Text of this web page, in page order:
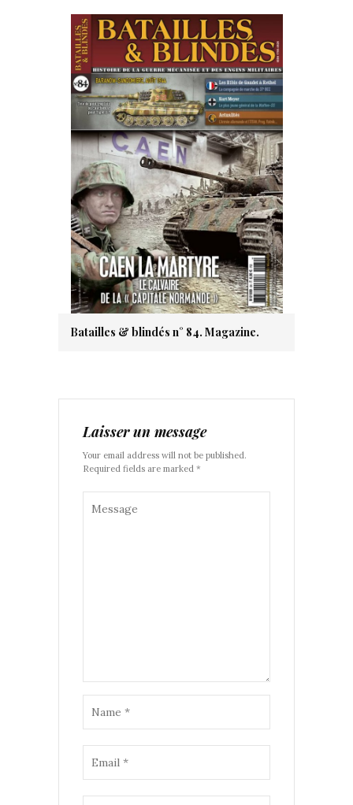
Batailles & blindés n° 84. Magazine.
Laisser un message
Your email address will not be published.
Required fields are marked *